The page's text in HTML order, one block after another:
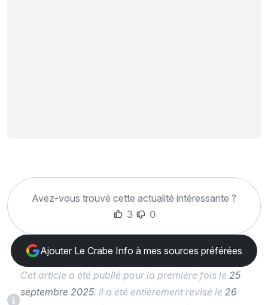
Avez-vous trouvé cette actualité intéressante ?
3
0
Ajouter Le Crabe Info à mes sources préférées
Cet article a été publié pour la première fois le 25
septembre 2025. Il a été entièrement revisé le 26